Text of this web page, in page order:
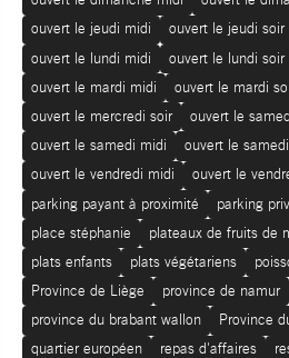
ouvert le jeudi midi
ouvert le jeudi soir
ouvert le lundi midi
ouvert le lundi soir
ouvert le mardi midi
ouvert le mardi
ouvert le mercredi soir
ouvert le
ouvert le samedi midi
ouvert le
ouvert le vendredi midi
ouvert le
parking payant à proximité
parking
place stéphanie
plateaux de fruits de
plats enfants
plats végétariens
Province de Liège
province de namur
province du brabant wallon
Province
quartier européen
repas d'affaires